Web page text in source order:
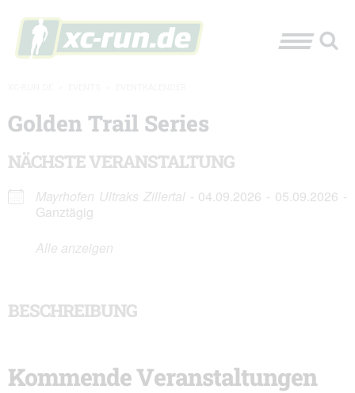
Golden Trail Series
NÄCHSTE VERANSTALTUNG
Mayrhofen Ultraks Zillertal- 04.09.2026 - 05.09.2026 -
Ganztägig
Alle anzeigen
BESCHREIBUNG
Kommende Veranstaltungen